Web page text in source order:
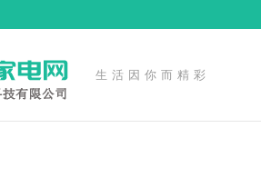
生活因你而精彩